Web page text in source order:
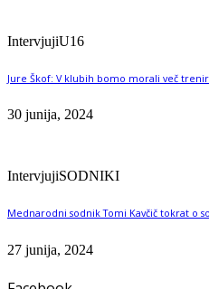
IntervjujiU16
Jure Škof: V klubih bomo morali več
30 junija, 2024
IntervjujiSODNIKI
Mednarodni sodnik Tomi Kavčič tokrat o
27 junija, 2024